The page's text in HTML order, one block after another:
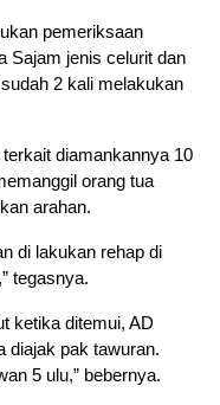
pemeriksaan
Sajam jenis celurit dan
2 kali melakukan
diamankannya 10
orang tua
arahan.
di lakukan rehap di
tegasnya.
ketika ditemui, AD
diajak pak tawuran.
5 ulu,” bebernya.